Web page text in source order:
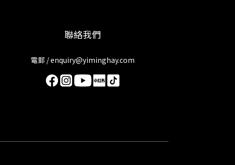
聯絡我們
電郵 / enquiry@yiminghay.com